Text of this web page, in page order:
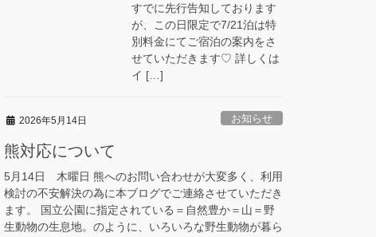
すでに先行告知しております
が、この日限定で7/21泊は特
別料金にてご宿泊の案内をさ
せていただきます♡ 詳しくは
イ […]
2026年5月14日 お知らせ
熊対応について
5月14日 木曜日 熊へのお問い合わせが大変多く、利用
検討の不安解決の為に本ブログでご連絡させていただき
ます。 国立公園に指定されている＝自然豊か＝山＝野
生動物の生息地。のように、いろいろな野生動物が暮ら